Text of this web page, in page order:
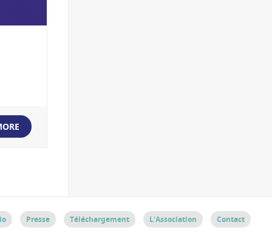
Presse Téléchargement L’Association Contact